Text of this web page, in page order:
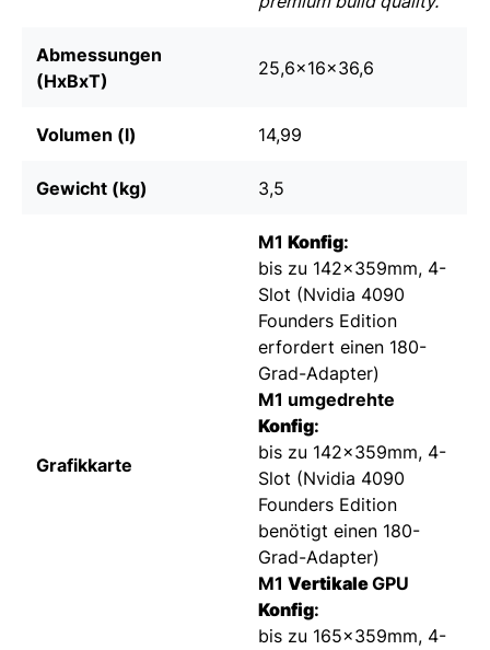
Abmessungen
(HxBxT)
25,6x16x36,6
Volumen (l) 14,99
Gewicht (kg) 3,5
Grafikkarte
M1 Konfig:
bis zu 142x359mm, 4-
Slot (Nvidia 4090
Founders Edition
erfordert einen 180-
Grad-Adapter)
M1 umgedrehte
Konfig:
bis zu 142x359mm, 4-
Slot (Nvidia 4090
Founders Edition
benötigt einen 180-
Grad-Adapter)
M1 VertikaleGPU
Konfig:
bis zu 165x359mm, 4-